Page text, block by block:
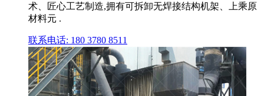
术、匠心工艺制造,拥有可拆卸无焊接结构机架、上乘原
材料元 .
联系电话: 180 3780 8511